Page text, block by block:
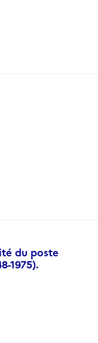
du poste
1975).